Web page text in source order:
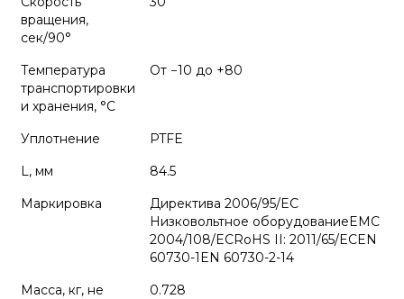
вращения,
сек/90°
Температура
транспортировки
и хранения, °С
От −10 до +80
Уплотнение
PTFE
L, мм
84.5
Маркировка
Директива 2006/95/EC
Низковольтное оборудованиеEMC
2004/108/ECRoHS II: 2011/65/EСEN
60730-1EN 60730-2-14
Масса, кг, не
0.728